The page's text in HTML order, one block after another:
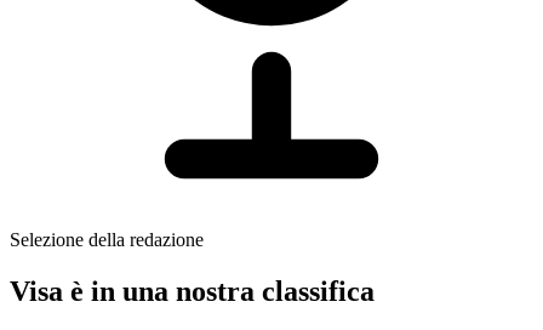
Selezione della redazione
Visa è in una nostra classifica